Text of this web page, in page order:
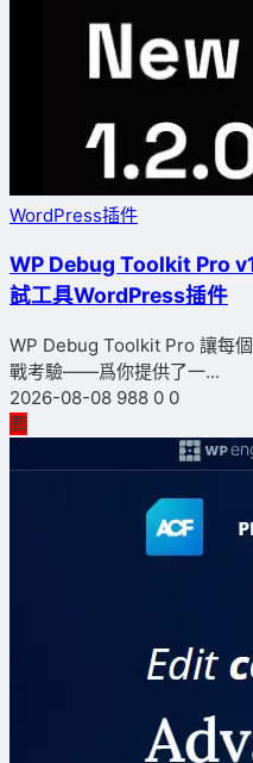
WordPress插件
WP Debug Toolkit Pro
試工具WordPress插件
WP Debug Toolkit Pro 讓每
戰考驗——爲你提供了一...
2026-08-08 988 0 0
薦